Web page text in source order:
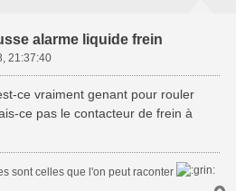
alarme liquide frein
21:37:40
ce vraiment genant pour rouler
ce pas le contacteur de frein à
sont celles que l'on peut raconter